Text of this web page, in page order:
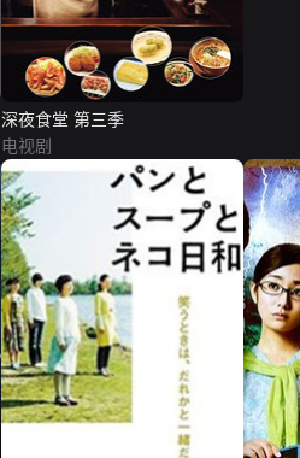
深夜食堂 第三季
电视剧